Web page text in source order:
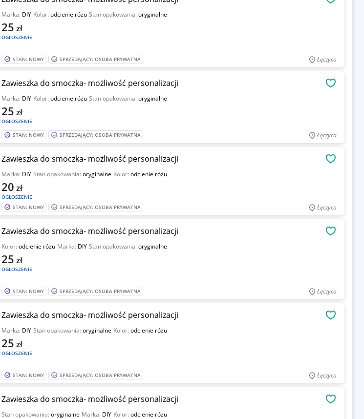
Marka: DIY Kolor:odcienie różu Stan opakowania:oryginalne
OGŁOSZENIE
25 zł
STAN: NOWY SPRZEDAJĄCY: OSOBA PRYWATNA Łęczyca
Zawieszka do smoczka- możliwość personalizacji
Marka: DIY Kolor:odcienie różu Stan opakowania:oryginalne
OGŁOSZENIE
25 zł
STAN: NOWY SPRZEDAJĄCY: OSOBA PRYWATNA Łęczyca
Zawieszka do smoczka- możliwość personalizacji
Marka: DIY Stan opakowania:oryginalne Kolor:odcienie różu
OGŁOSZENIE
20 zł
STAN: NOWY SPRZEDAJĄCY: OSOBA PRYWATNA Łęczyca
Zawieszka do smoczka- możliwość personalizacji
Kolor:odcienie różu Marka: DIY Stan opakowania:oryginalne
OGŁOSZENIE
25 zł
STAN: NOWY SPRZEDAJĄCY: OSOBA PRYWATNA Łęczyca
Zawieszka do smoczka- możliwość personalizacji
Marka: DIY Stan opakowania:oryginalne Kolor:odcienie różu
OGŁOSZENIE
25 zł
STAN: NOWY SPRZEDAJĄCY: OSOBA PRYWATNA Łęczyca
Zawieszka do smoczka- możliwość personalizacji
Stan opakowania:oryginalne Marka: DIY Kolor:odcienie różu